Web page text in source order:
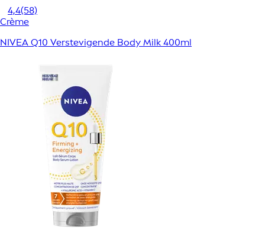
4,4(58)
Crème
NIVEA Q10 Verstevigende Body Milk 400ml